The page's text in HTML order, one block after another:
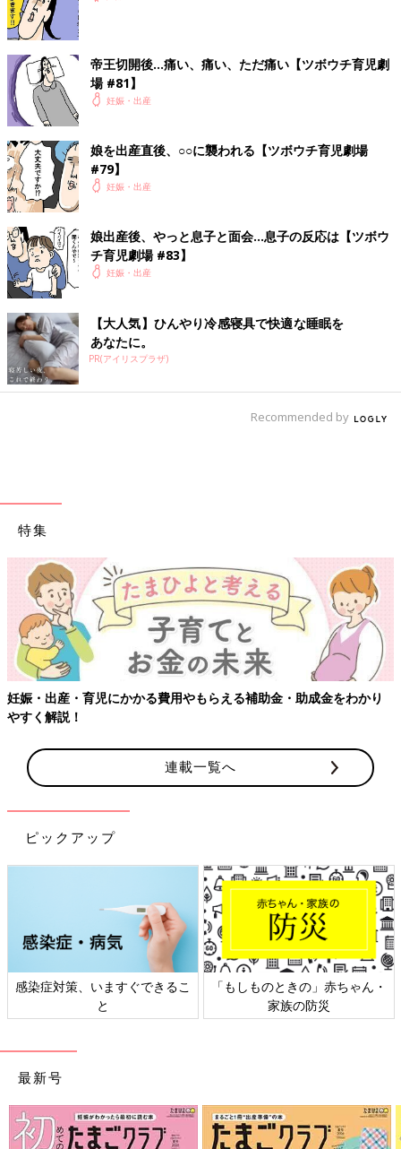
帝王切開後…痛い、痛い、ただ痛い【ツボウチ育児劇
場 #81】
妊娠・出産
娘を出産直後、○○に襲われる【ツボウチ育児劇場
#79】
妊娠・出産
娘出産後、やっと息子と面会…息子の反応は【ツボウ
チ育児劇場 #83】
妊娠・出産
【大人気】ひんやり冷感寝具で快適な睡眠を
あなたに。
PR(アイリスプラザ)
Recommended by
特集
妊娠・出産・育児にかかる費用やもらえる補助金・助成金をわかり
やすく解説！
連載一覧へ
ピックアップ
感染症対策、いますぐできるこ
と
「もしものときの」赤ちゃん・
家族の防災
最新号